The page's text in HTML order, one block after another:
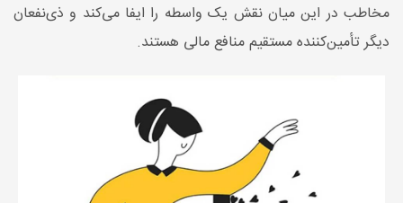
مخاطب در این میان نقش یک واسطه را ایفا می‌کند و ذی‌نفعان
دیگر تأمین‌کننده مستقیم منافع مالی هستند.